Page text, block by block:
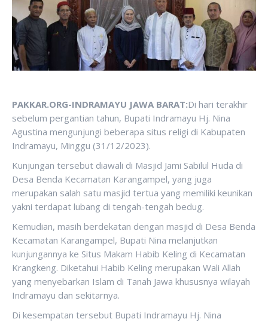
PAKKAR.ORG-INDRAMAYU JAWA BARAT:Di hari terakhir
sebelum pergantian tahun, Bupati Indramayu Hj. Nina
Agustina mengunjungi beberapa situs religi di Kabupaten
Indramayu, Minggu (31/12/2023).
Kunjungan tersebut diawali di Masjid Jami Sabilul Huda di
Desa Benda Kecamatan Karangampel, yang juga
merupakan salah satu masjid tertua yang memiliki keunikan
yakni terdapat lubang di tengah-tengah bedug.
Kemudian, masih berdekatan dengan masjid di Desa Benda
Kecamatan Karangampel, Bupati Nina melanjutkan
kunjungannya ke Situs Makam Habib Keling di Kecamatan
Krangkeng. Diketahui Habib Keling merupakan Wali Allah
yang menyebarkan Islam di Tanah Jawa khususnya wilayah
Indramayu dan sekitarnya.
Di kesempatan tersebut Bupati Indramayu Hj. Nina